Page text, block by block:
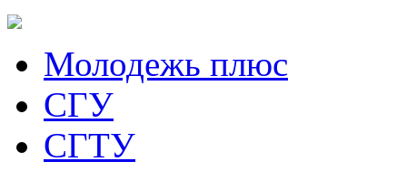
Молодежь плюс
СГУ
СГТУ